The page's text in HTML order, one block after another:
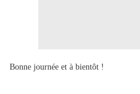
Bonne journée et à bientôt !